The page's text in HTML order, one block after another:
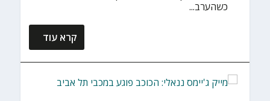
כשהערב...
קרא עוד